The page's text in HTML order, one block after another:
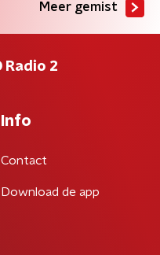
Meer gemist
Radio 2
Info
Contact
Download de app